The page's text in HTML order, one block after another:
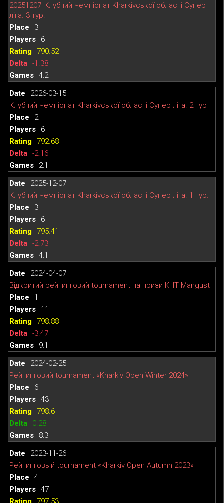
20251207_Клубний Чемпіонат Kharkivської області Супер
ліга. 3 тур.
3
6
790.52
-1.38
4:2
2026-03-15
Клубний Чемпіонат Kharkivської області Супер ліга. 2 тур
2
6
792.68
-2.16
2:1
2025-12-07
Клубний Чемпіонат Kharkivської області Супер ліга. 1 тур.
3
6
795.41
-2.73
4:1
2024-04-07
Відкритий рейтинговий tournament на призи КНТ Mangust
1
11
798.88
-3.47
9:1
2024-02-25
Рейтинговий tournament «Kharkiv Open Winter 2024»
6
43
798.6
0.28
8:3
2023-11-26
Рейтинговый tournament «Kharkiv Open Autumn 2023»
4
47